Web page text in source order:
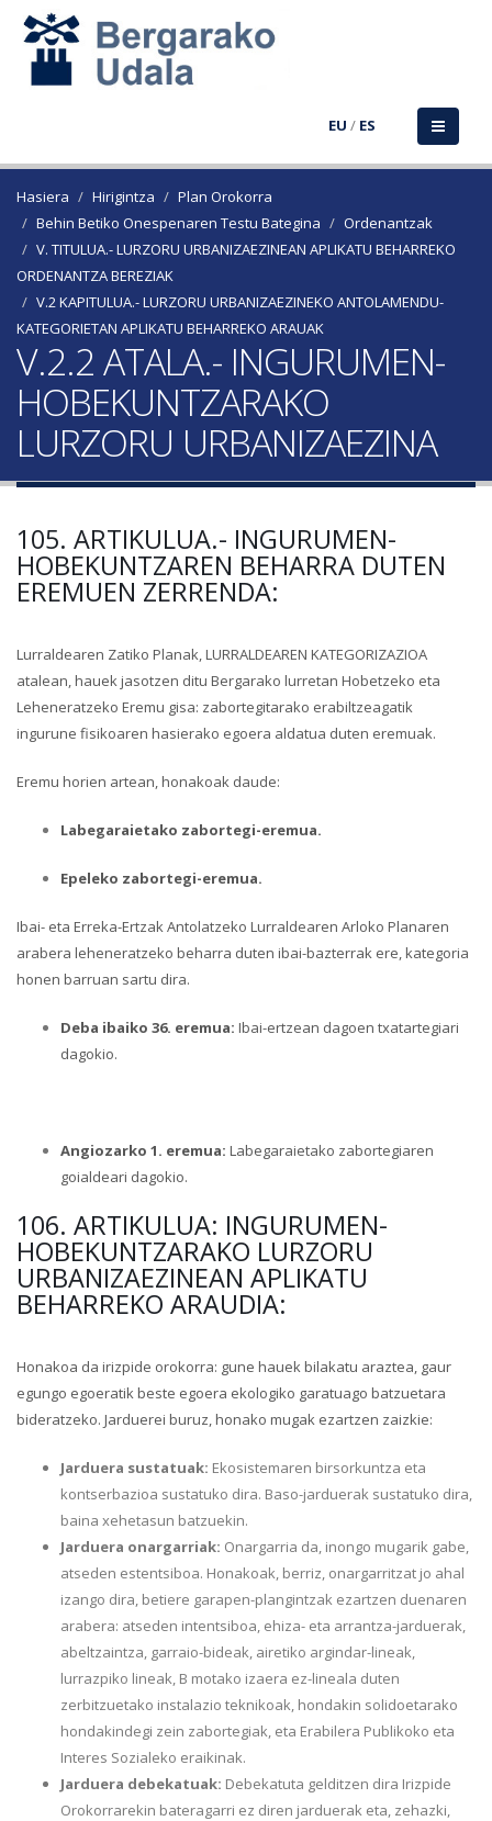
EU / ES
Hasiera Hirigintza
Plan Orokorra
Behin Betiko Onespenaren Testu Bategina
Ordenantzak
V. TITULUA.- LURZORU URBANIZAEZINEAN APLIKATU BEHARREKO
ORDENANTZA BEREZIAK
V.2 KAPITULUA.- LURZORU URBANIZAEZINEKO ANTOLAMENDU-
KATEGORIETAN APLIKATU BEHARREKO ARAUAK
V.2.2 ATALA.- INGURUMEN-
HOBEKUNTZARAKO
LURZORU URBANIZAEZINA
105. ARTIKULUA.- INGURUMEN-
HOBEKUNTZAREN BEHARRA DUTEN
EREMUEN ZERRENDA:
Lurraldearen Zatiko Planak, LURRALDEAREN KATEGORIZAZIOA
atalean, hauek jasotzen ditu Bergarako lurretan Hobetzeko eta
Leheneratzeko Eremu gisa: zabortegitarako erabiltzeagatik
ingurune fisikoaren hasierako egoera aldatua duten eremuak.
Eremu horien artean, honakoak daude:
Labegaraietako zabortegi-eremua.
Epeleko zabortegi-eremua.
Ibai- eta Erreka-Ertzak Antolatzeko Lurraldearen Arloko Planaren
arabera leheneratzeko beharra duten ibai-bazterrak ere, kategoria
honen barruan sartu dira.
Deba ibaiko 36. eremua: Ibai-ertzean dagoen txatartegiari
dagokio.
Angiozarko 1. eremua: Labegaraietako zabortegiaren
goialdeari dagokio.
106. ARTIKULUA: INGURUMEN-
HOBEKUNTZARAKO LURZORU
URBANIZAEZINEAN APLIKATU
BEHARREKO ARAUDIA:
Honakoa da irizpide orokorra: gune hauek bilakatu araztea, gaur
egungo egoeratik beste egoera ekologiko garatuago batzuetara
bideratzeko. Jarduerei buruz, honako mugak ezartzen zaizkie:
Jarduera sustatuak: Ekosistemaren birsorkuntza eta
kontserbazioa sustatuko dira. Baso-jarduerak sustatuko dira,
baina xehetasun batzuekin.
Jarduera onargarriak: Onargarria da, inongo mugarik gabe,
atseden estentsiboa. Honakoak, berriz, onargarritzat jo ahal
izango dira, betiere garapen-plangintzak ezartzen duenaren
arabera: atseden intentsiboa, ehiza- eta arrantza-jarduerak,
abeltzaintza, garraio-bideak, airetiko argindar-lineak,
lurrazpiko lineak, B motako izaera ez-lineala duten
zerbitzuetako instalazio teknikoak, hondakin solidoetarako
hondakindegi zein zabortegiak, eta Erabilera Publikoko eta
Interes Sozialeko eraikinak.
Jarduera debekatuak: Debekatuta gelditzen dira Irizpide
Orokorrarekin bateragarri ez diren jarduerak eta, zehazki,